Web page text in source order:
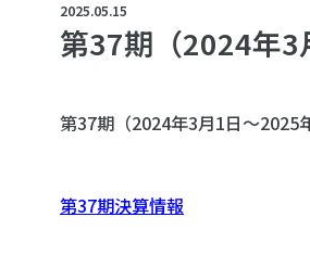
2025.05.15
第37期（2024年
第37期（2024年3月1日～2025
第37期決算情報